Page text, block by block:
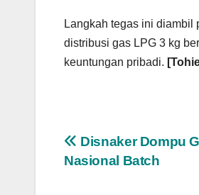
Langkah tegas ini diambil
distribusi gas LPG 3 kg
keuntungan pribadi.
Navigasi
Disnaker Dompu
Nasional Batch